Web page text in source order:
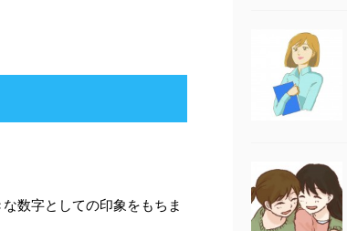
数字としての印象をもちま